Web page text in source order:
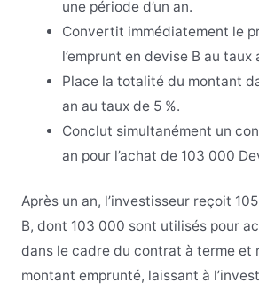
une période d’un an.
Convertit immédiatement le
l’emprunt en devise B au taux
Place la totalité du montant
an au taux de 5 %.
Conclut simultanément un
an pour l’achat de 103 000
Après un an, l’investisseur reçoit
B, dont 103 000 sont utilisés pour
dans le cadre du contrat à terme et
montant emprunté, laissant à